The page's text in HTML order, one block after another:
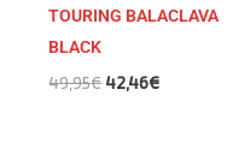
TOURING BALACLAVA
BLACK
49,95€42,46€